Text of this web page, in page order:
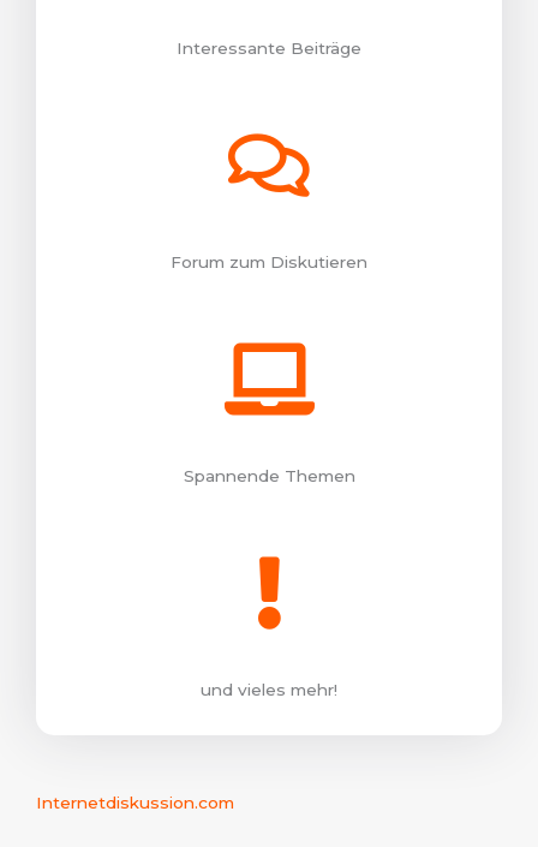
Interessante Beiträge
Forum zum Diskutieren
Spannende Themen
und vieles mehr!
Internetdiskussion.com